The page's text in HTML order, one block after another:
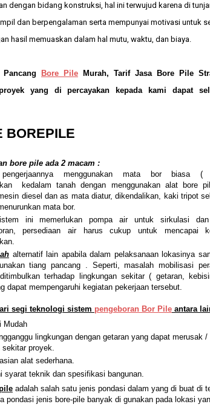
dengan bidang konstruksi, hal ini terwujud karena di
dan berpengalaman serta mempunyai motivasi untuk
hasil memuaskan dalam hal mutu, waktu, dan biaya.
Bore PileMurah, Tarif Jasa Bore Pile
yang di percayakan kepada kami dapat
BOREPILE
bore pile ada 2 macam :
menggunakan mata bor biasa
kedalam tanah dengan menggunakan alat bore
diesel dan as mata diatur, dikendalikan, kaki tripot
mata bor.
ini memerlukan pompa air untuk sirkulasi
persediaan air harus cukup untuk mencapai
alternatif lain apabila dalam pelaksanaan lokasinya
tiang pancang . Seperti, masalah mobilisasi
terhadap lingkungan sekitar ( getaran,
dapat mempengaruhi kegiatan pekerjaan tersebut.
segi teknologi sistem pengeboran Bor Pile antara
Mudah
lingkungan dengan getaran yang dapat merusak
sekitar proyek.
alat sederhana.
syarat teknik dan spesifikasi bangunan.
adalah salah satu jenis pondasi dalam yang di buat di
pondasi jenis bore-pile banyak di gunakan pada lokasi